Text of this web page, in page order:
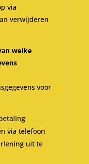
via
verwijderen
welke
voor
via telefoon
uit te